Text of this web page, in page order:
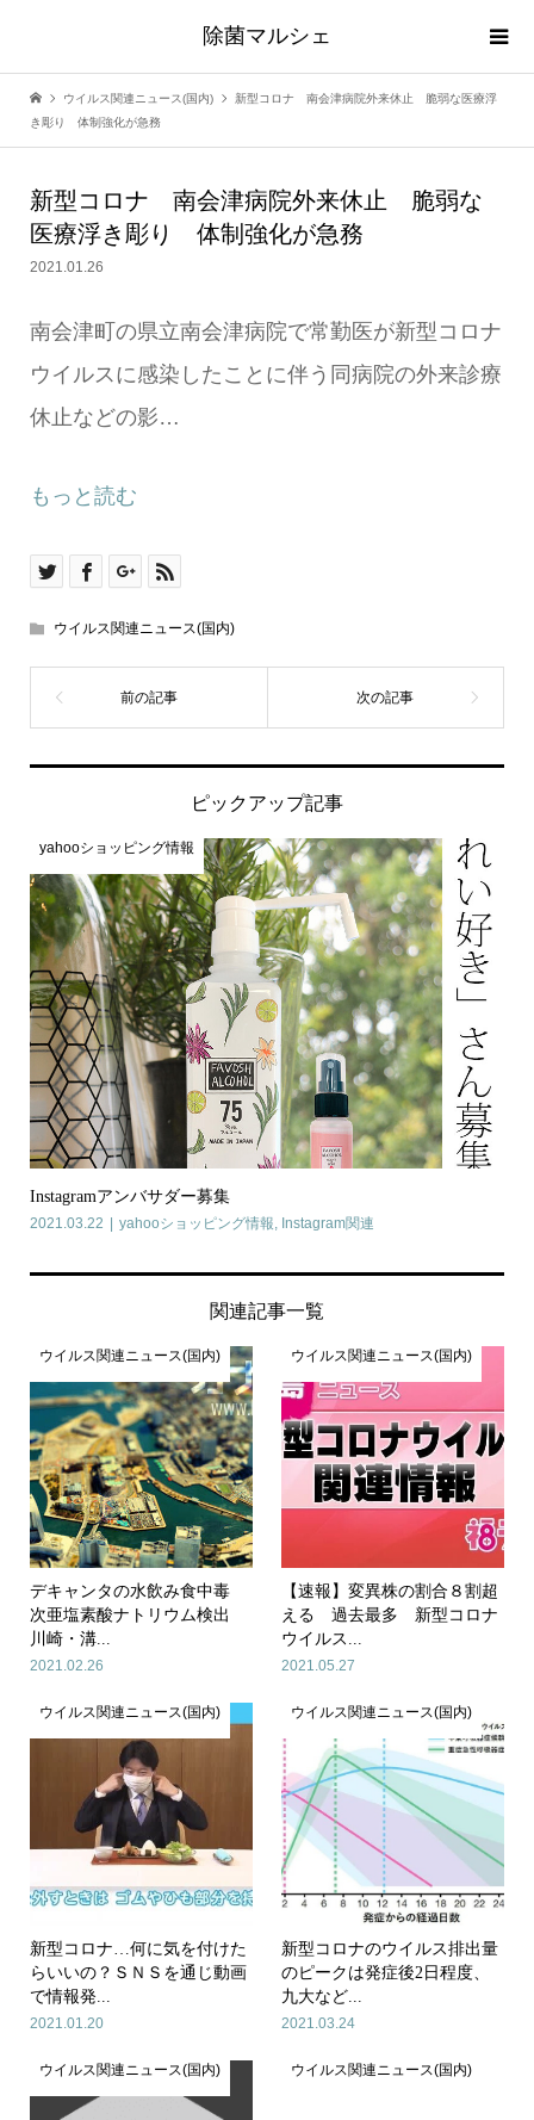
除菌マルシェ
ウイルス関連ニュース(国内)
新型コロナ 南会津病院外来休止 脆弱な医療浮
き彫り 体制強化が急務
新型コロナ 南会津病院外来休止 脆弱な
医療浮き彫り 体制強化が急務
2021.01.26
南会津町の県立南会津病院で常勤医が新型コロナ
ウイルスに感染したことに伴う同病院の外来診療
休止などの影…
もっと読む
ウイルス関連ニュース(国内)
ピックアップ記事
yahooショッピング情報
Instagramアンバサダー募集
2021.03.22 yahooショッピング情報 Instagram関連
関連記事一覧
ウイルス関連ニュース(国内)
デキャンタの水飲み食中毒
次亜塩素酸ナトリウム検出
川崎・溝...
2021.02.26
ウイルス関連ニュース(国内)
【速報】変異株の割合８割超
える 過去最多 新型コロナ
ウイルス...
2021.05.27
ウイルス関連ニュース(国内)
新型コロナ…何に気を付けた
らいいの？ＳＮＳを通じ動画
で情報発...
2021.01.20
ウイルス関連ニュース(国内)
新型コロナのウイルス排出量
のピークは発症後2日程度、
九大など...
2021.03.24
ウイルス関連ニュース(国内) ウイルス関連ニュース(国内)